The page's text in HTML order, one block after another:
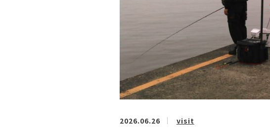
2026.06.26 visit